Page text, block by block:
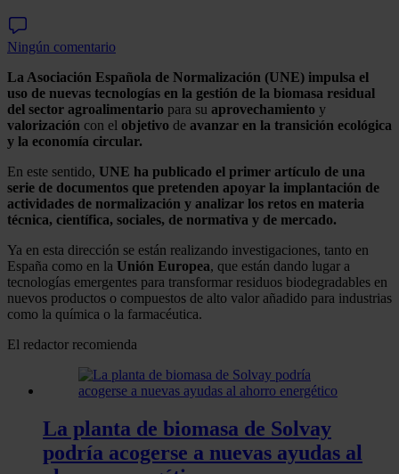
Ningún comentario
La Asociación Española de Normalización (UNE) impulsa el
uso de nuevas tecnologías en la gestión de la biomasa residual
del sector agroalimentario para su aprovechamiento y
valorización con el objetivo de avanzar en la transición ecológica
y la economía circular.
En este sentido, UNE ha publicado el primer artículo de una
serie de documentos que pretenden apoyar la implantación de
actividades de normalización y analizar los retos en materia
técnica, científica, sociales, de normativa y de mercado.
Ya en esta dirección se están realizando investigaciones, tanto en
España como en la Unión Europea, que están dando lugar a
tecnologías emergentes para transformar residuos biodegradables en
nuevos productos o compuestos de alto valor añadido para industrias
como la química o la farmacéutica.
El redactor recomienda
La planta de biomasa de Solvay
podría acogerse a nuevas ayudas al